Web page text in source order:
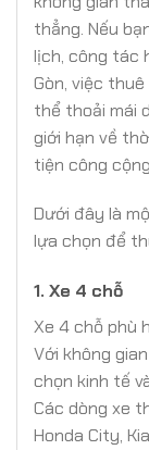
thẳng. Nếu
lịch, công tác
Gòn, việc
thể thoải mái
giới hạn về
tiện công
Dưới đây là
lựa chọn để
1. Xe 4 chỗ
Xe 4 chỗ phù
Với không
chọn kinh tế
Các dòng xe
Honda City,